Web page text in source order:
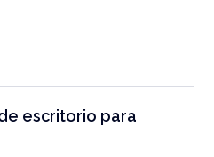
escritorio para